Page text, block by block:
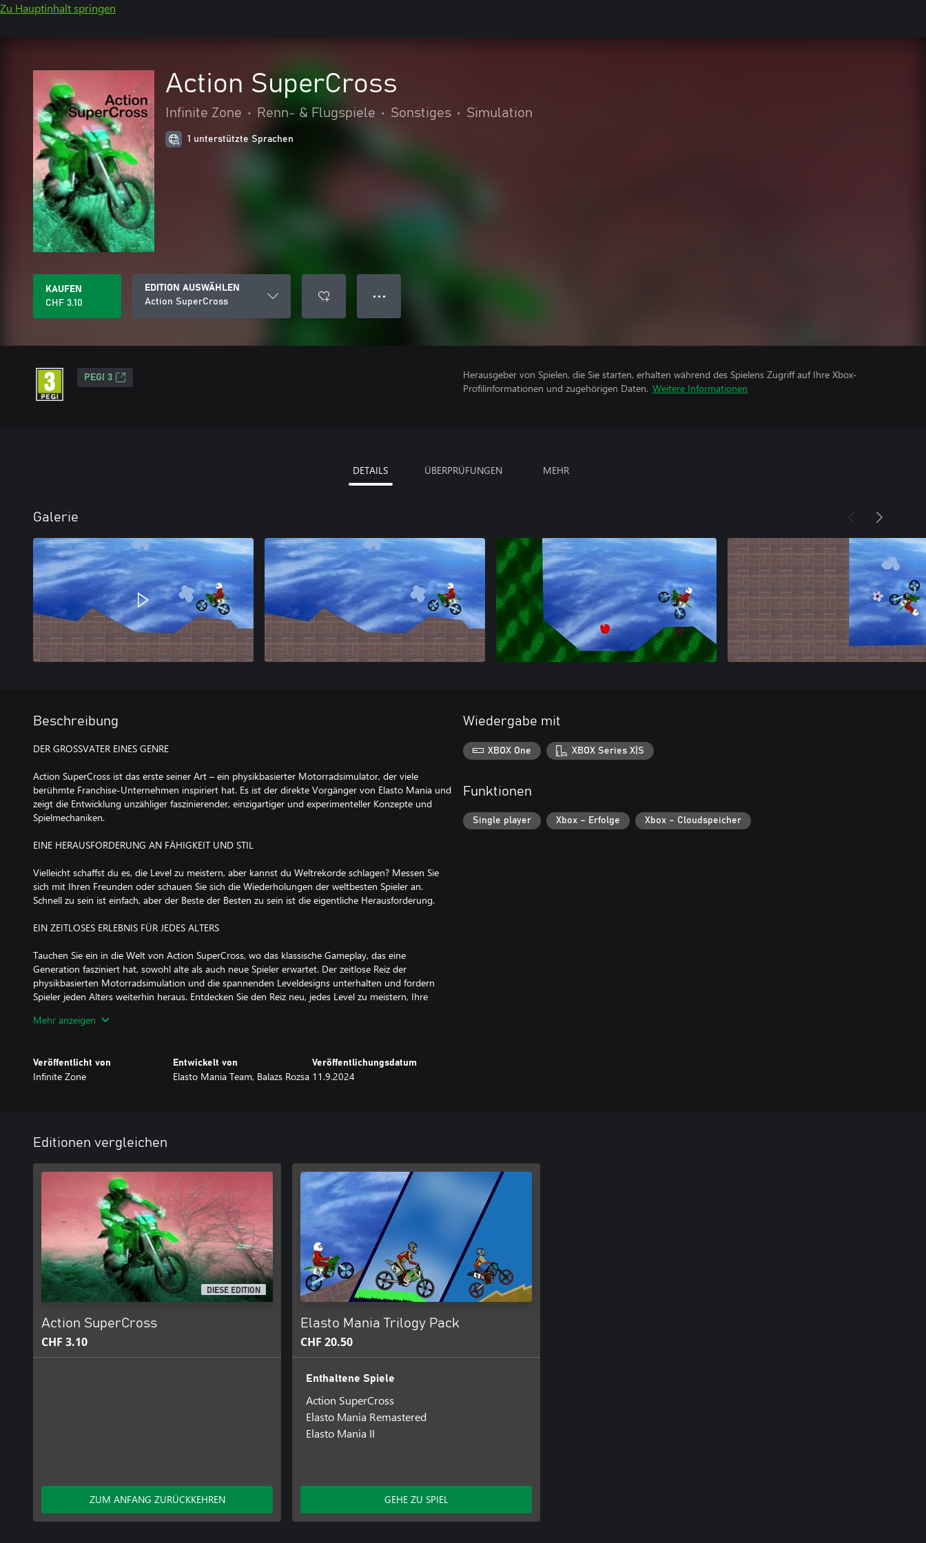
Zu Hauptinhalt springen
Action SuperCross
Infinite Zone • Renn- & Flugspiele • Sonstiges • Simulation
1 unterstützte Sprachen
KAUFEN
CHF 3.10
EDITION AUSWÄHLEN
Action SuperCross
● ● ●
PEGI 3
Herausgeber von Spielen, die Sie starten, erhalten während des Spielens Zugriff auf Ihre Xbox-
Profilinformationen und zugehörigen Daten. Weitere Informationen
DETAILS ÜBERPRÜFUNGEN MEHR
Galerie
Beschreibung
DER GROSSVATER EINES GENRE
Action SuperCross ist das erste seiner Art – ein physikbasierter Motorradsimulator, der viele
berühmte Franchise-Unternehmen inspiriert hat. Es ist der direkte Vorgänger von Elasto Mania und
zeigt die Entwicklung unzähliger faszinierender, einzigartiger und experimenteller Konzepte und
Spielmechaniken.
EINE HERAUSFORDERUNG AN FÄHIGKEIT UND STIL
Vielleicht schaffst du es, die Level zu meistern, aber kannst du Weltrekorde schlagen? Messen Sie
sich mit Ihren Freunden oder schauen Sie sich die Wiederholungen der weltbesten Spieler an.
Schnell zu sein ist einfach, aber der Beste der Besten zu sein ist die eigentliche Herausforderung.
EIN ZEITLOSES ERLEBNIS FÜR JEDES ALTERS
Tauchen Sie ein in die Welt von Action SuperCross, wo das klassische Gameplay, das eine
Generation fasziniert hat, sowohl alte als auch neue Spieler erwartet. Der zeitlose Reiz der
physikbasierten Motorradsimulation und die spannenden Leveldesigns unterhalten und fordern
Spieler jeden Alters weiterhin heraus. Entdecken Sie den Reiz neu, jedes Level zu meistern, Ihre
nostalgisch oder begeben Sie sich zum ersten Mal auf dieses Abenteuer und treten Sie der globalen
XBOX-EXKLUSIVE INHALTE
Ancient Internals Level Pack (ANCNT): Einige davon sind Entwicklungsversionen von Internals,
andere sind noch nie zuvor veröffentlichte, unveröffentlichte Level. Direkt von den ursprünglichen
Level-Designern von Action SuperCross aus dem Jahr 1997.
Mehr anzeigen
Veröffentlicht von
Infinite Zone
Entwickelt von
Elasto Mania Team, Balazs Rozsa
Veröffentlichungsdatum
11.9.2024
Wiedergabe mit
XBOX One XBOX Series X|S
Funktionen
Single player Xbox – Erfolge Xbox – Cloudspeicher
Editionen vergleichen
DIESE EDITION
Action SuperCross
CHF 3.10
ZUM ANFANG ZURÜCKKEHREN
Elasto Mania Trilogy Pack
CHF 20.50
Enthaltene Spiele
Action SuperCross
Elasto Mania Remastered
Elasto Mania II
GEHE ZU SPIEL